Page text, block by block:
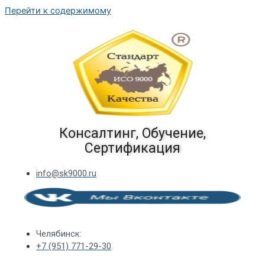
Перейти к содержимому
Консалтинг, Обучение,
Сертификация
info@sk9000.ru
Челябинск:
+7 (951) 771-29-30